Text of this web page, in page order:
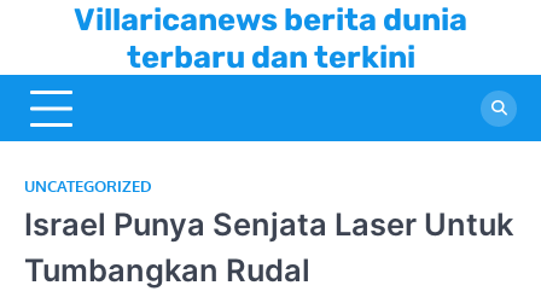
content
Villaricanews berita dunia
terbaru dan terkini
UNCATEGORIZED
Israel Punya Senjata Laser Untuk
Tumbangkan Rudal